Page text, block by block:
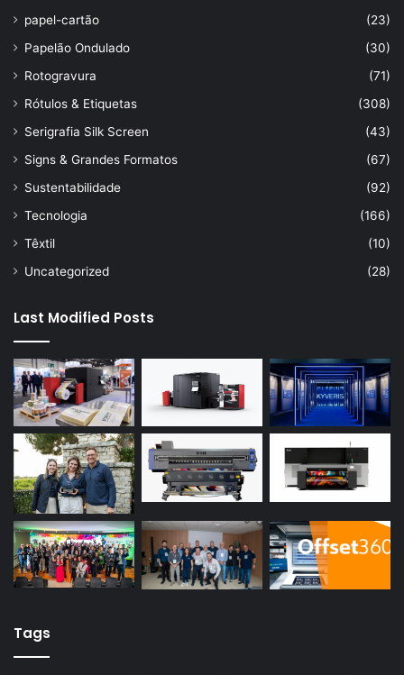
papel-cartão
(23)
Papelão Ondulado
(30)
Rotogravura
(71)
Rótulos & Etiquetas
(308)
Serigrafia Silk Screen
(43)
Signs & Grandes Formatos
(67)
Sustentabilidade
(92)
Tecnologia
(166)
Têxtil
(10)
Uncategorized
(28)
Last Modified Posts
Tags